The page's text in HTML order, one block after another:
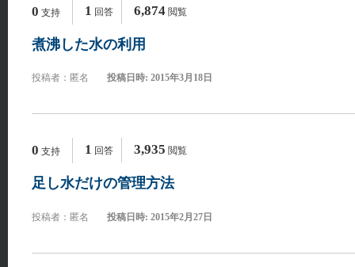
0 支持 1 回答 6,874 閲覧
煮沸した水の利用
投稿者：匿名 投稿日時: 2015年3月18日
0 支持 1 回答 3,935 閲覧
足し水だけの管理方法
投稿者：匿名 投稿日時: 2015年2月27日